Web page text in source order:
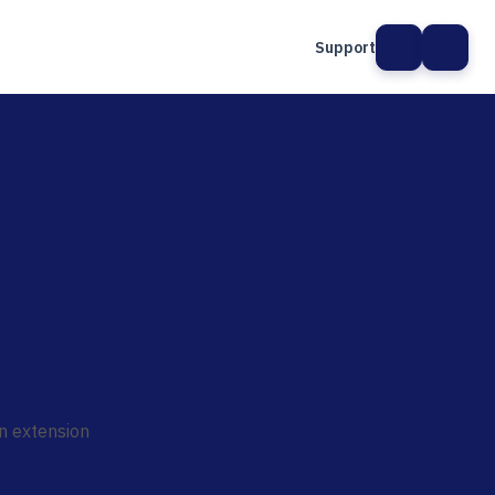
Support